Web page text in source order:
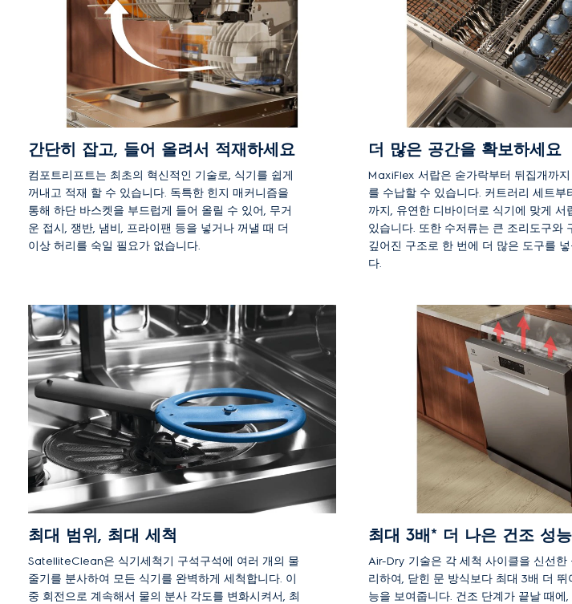
간단히 잡고, 들어 올려서 적재하세요
컴포트리프트는 최초의 혁신적인 기술로, 식기를 쉽게
꺼내고 적재 할 수 있습니다. 독특한 힌지 매커니즘을
통해 하단 바스켓을 부드럽게 들어 올릴 수 있어, 무거
운 접시, 쟁반, 냄비, 프라이팬 등을 넣거나 꺼낼 때 더
이상 허리를 숙일 필요가 없습니다.
더 많은 공간을 확보하세요
MaxiFlex 서랍은 숟가락부터 뒤집개까
를 수납할 수 있습니다. 커트러리 세트부
까지, 유연한 디바이더로 식기에 맞게 서
있습니다. 또한 수저류는 큰 조리도구와
깊어진 구조로 한 번에 더 많은 도구를
다.
최대 범위, 최대 세척
SatelliteClean은 식기세척기 구석구석에 여러 개의 물
줄기를 분사하여 모든 식기를 완벽하게 세척합니다. 이
중 회전으로 계속해서 물의 분사 각도를 변화시켜서, 최
최대 3배* 더 나은 건조 성능
Air-Dry 기술은 각 세척 사이클을 신선한
리하여, 닫힌 문 방식보다 최대 3배 더 뛰
능을 보여줍니다. 건조 단계가 끝날 때에